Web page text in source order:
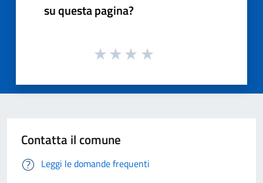
su questa pagina?
Contatta il comune
Leggi le domande frequenti